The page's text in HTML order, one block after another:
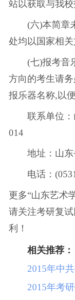
站以获取与我校
(六)本简章未
处均以国家相关
(七)报考音乐
方向的考生请
报乐器名称,以
联系单位：
014
地址：山东
电话：
更多“山东艺术
请关注考研复
利！
相关推荐：
2015年中
2015年考